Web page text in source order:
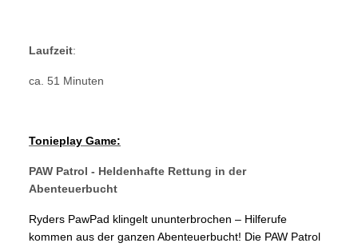
Laufzeit:
ca. 51 Minuten
Tonieplay Game:
PAW Patrol - Heldenhafte Rettung in der
Abenteuerbucht
Ryders PawPad klingelt ununterbrochen – Hilferufe
kommen aus der ganzen Abenteuerbucht! Die PAW Patrol